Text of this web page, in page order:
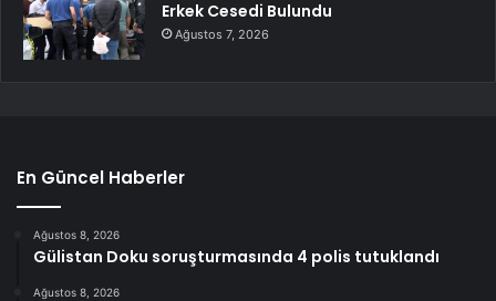
Erkek Cesedi Bulundu
Ağustos 7, 2026
En Güncel Haberler
Ağustos 8, 2026
Gülistan Doku soruşturmasında 4 polis tutuklandı
Ağustos 8, 2026